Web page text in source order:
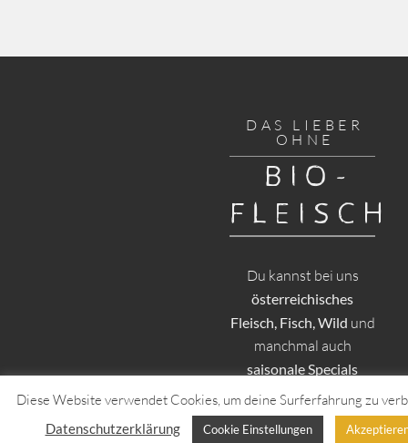
DAS LIEBER
OHNE
BIO-
FLEISCH
Du kannst bei uns
österreichisches
Fleisch, Fisch, Wild und
manchmal auch
saisonale Specials
vorbestellenund
Laden abholen.
Diese Website verwendet Cookies, um deine Surferfahrung zu
Datenschutzerklärung Cookie Einstellungen